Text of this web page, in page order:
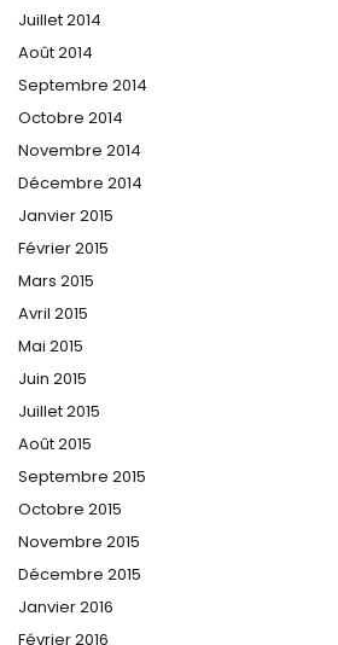
Juillet 2014
Août 2014
Septembre 2014
Octobre 2014
Novembre 2014
Décembre 2014
Janvier 2015
Février 2015
Mars 2015
Avril 2015
Mai 2015
Juin 2015
Juillet 2015
Août 2015
Septembre 2015
Octobre 2015
Novembre 2015
Décembre 2015
Janvier 2016
Février 2016